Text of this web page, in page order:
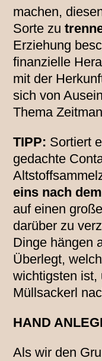
machen,
Sorte zu
Erziehung
finanzielle
mit der
sich von
Thema
TIPP: Sortiert
gedachte
eins nach
auf einen
darüber zu
Dinge hängen
Überlegt,
wichtigsten ist,
Müllsackerl
HAND
Als wir den